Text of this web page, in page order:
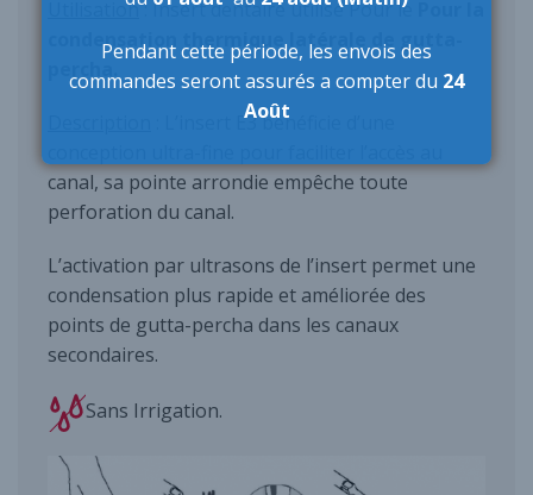
Utilisation: Insert dentaire utilisé Pour le
condensation thermique latérale de gutta-
: L’insert E3 bénéficie d’une
canal, sa pointe arrondie empêche toute
perforation du canal.
L’activation par ultrasons de l’insert permet une
condensation plus rapide et améliorée des
points de gutta-percha dans les canaux
secondaires.
Sans Irrigation.
Pendant cette période, les envois des
commandes seront assurés a compter du 24
Août